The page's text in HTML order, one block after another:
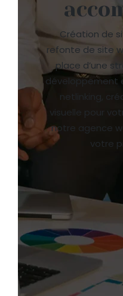
Création de
refonte de site
place d’une
développement
netlinking,
visuelle pour
notre agence
votre